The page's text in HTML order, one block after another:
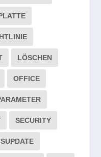
LÖSCHEN
OFFICE
SECURITY